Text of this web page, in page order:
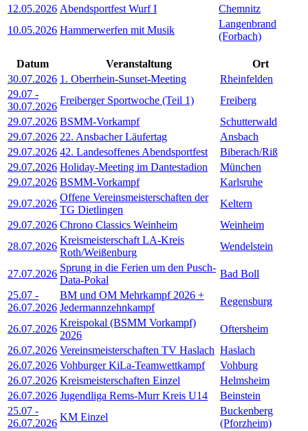
12.05.2026 Abendsportfest Wurf I
Chemnitz
10.05.2026 Hammerwerfen mit Musik
Langenbrand
(Forbach)
Datum Veranstaltung
Ort
30.07.2026 1. Oberrhein-Sunset-Meeting
Rheinfelden
29.07 -
30.07.2026
Freiberger Sportwoche (Teil 1)
Freiberg
29.07.2026 BSMM-Vorkampf
Schutterwald
29.07.2026 22. Ansbacher Läufertag
Ansbach
29.07.2026 42. Landesoffenes Abendsportfest
Biberach/Riß
29.07.2026 Holiday-Meeting im Dantestadion
München
29.07.2026 BSMM-Vorkampf
Karlsruhe
29.07.2026
Offene Vereinsmeisterschaften der
TG Dietlingen
Keltern
29.07.2026 Chrono Classics Weinheim
Weinheim
28.07.2026
Kreismeisterschaft LA-Kreis
Roth/Weißenburg
Wendelstein
27.07.2026
Sprung in die Ferien um den Pusch-
Data-Pokal
Bad Boll
25.07 -
26.07.2026
BM und OM Mehrkampf 2026 +
Jedermannzehnkampf
Regensburg
26.07.2026
Kreispokal (BSMM Vorkampf)
2026
Oftersheim
26.07.2026 Vereinsmeisterschaften TV Haslach Haslach
26.07.2026 Vohburger KiLa-Teamwettkampf
Vohburg
26.07.2026 Kreismeisterschaften Einzel
Helmsheim
26.07.2026 Jugendliga Rems-Murr Kreis U14
Beinstein
25.07 -
26.07.2026
KM Einzel
Buckenberg
(Pforzheim)